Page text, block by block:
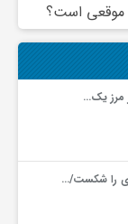
موقعی است؟
مرز یک…
را شکست/…